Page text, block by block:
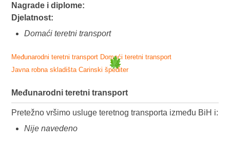
Nagrade i diplome:
Djelatnost:
Domaći teretni transport
Međunarodni teretni transport Domaći teretni transport
Javna robna skladišta Carinski špediter
Međunarodni teretni transport
Pretežno vršimo usluge teretnog transporta između BiH i:
Nije navedeno